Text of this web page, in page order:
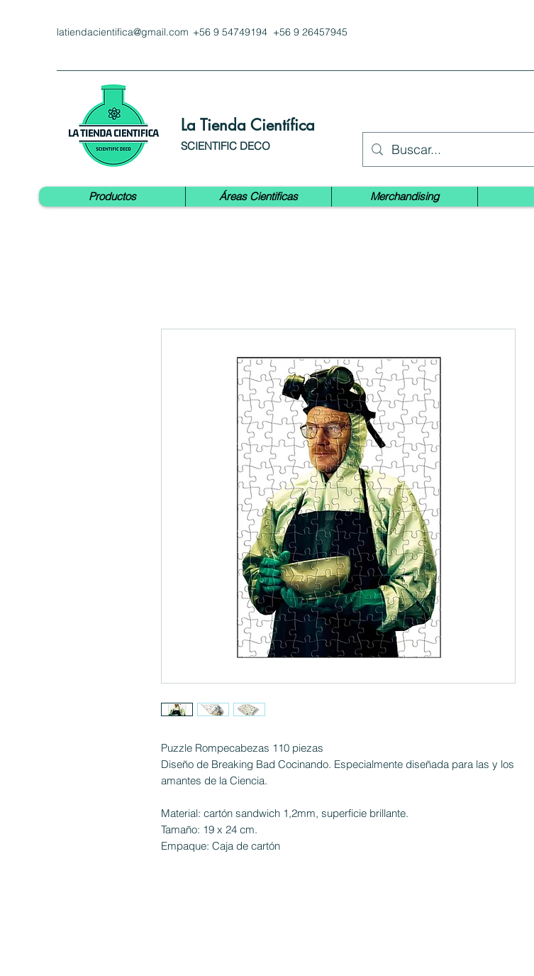
latiendacientifica@gmail.com +56 9 54749194 +56 9 26457945
La Tienda Científica
SCIENTIFIC DECO
Productos Áreas Cientificas Merchandising
Puzzle Rompecabezas 110 piezas
Diseño de Breaking Bad Cocinando. Especialmente diseñada para las y los
amantes de la Ciencia.
Material: cartón sandwich 1,2mm, superficie brillante.
Tamaño: 19 x 24 cm.
Empaque: Caja de cartón